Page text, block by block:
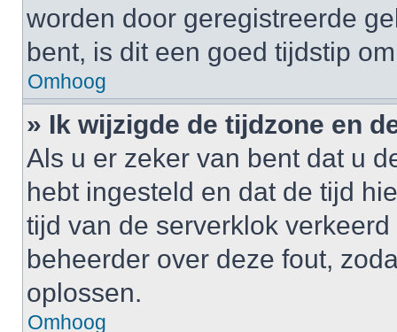
worden door geregistreerde
bent, is dit een goed tijdstip
Omhoog
» Ik wijzigde de tijdzone en
Als u er zeker van bent dat u
hebt ingesteld en dat de tijd
tijd van de serverklok
beheerder over deze fout,
oplossen.
Omhoog